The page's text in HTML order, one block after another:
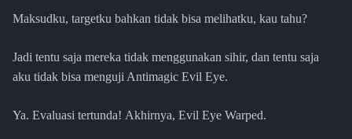
Maksudku, targetku bahkan tidak bisa melihatku, kau tahu?
Jadi tentu saja mereka tidak menggunakan sihir, dan tentu saja
aku tidak bisa menguji Antimagic Evil Eye.
Ya. Evaluasi tertunda! Akhirnya, Evil Eye Warped.